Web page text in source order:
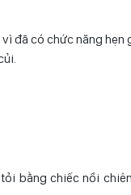
đã có chức năng hẹn
bằng chiếc nồi